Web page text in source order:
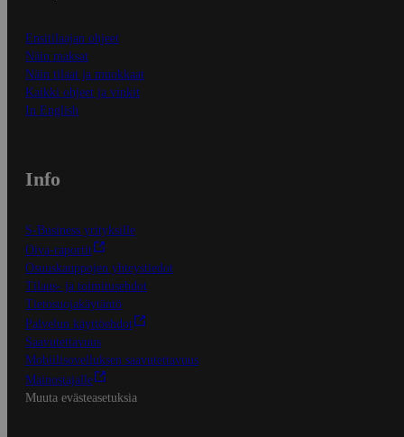
Ensitilaajan ohjeet
Näin maksat
Näin tilaat ja muokkaat
Kaikki ohjeet ja vinkit
In English
Info
S-Business yrityksille
Oiva-raportit
Osuuskauppojen yhteystiedot
Tilaus- ja toimitusehdot
Tietosuojakäytäntö
Palvelun käyttöehdot
Saavutettavuus
Mobiilisovelluksen saavutettavuus
Mainostajalle
Muuta evästeasetuksia